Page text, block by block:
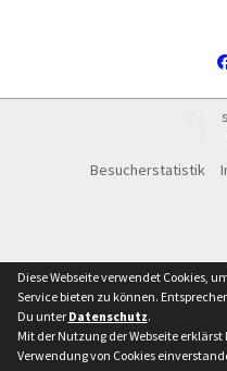
Besucherstatistik
Diese Webseite verwendet Cookies,
Service bieten zu können.
Du unter Datenschutz.
Mit der Nutzung der Webseite
Verwendung von Cookies